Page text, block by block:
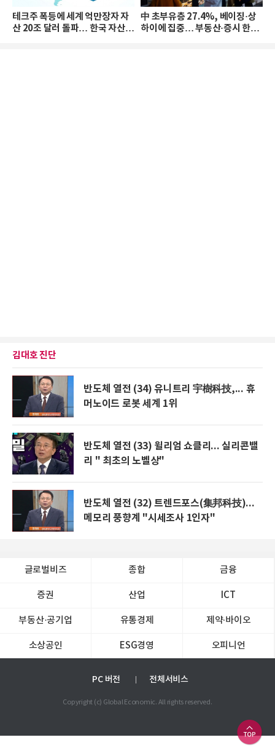
테크주 폭등에 세계 억만장자 자
산 20조 달러 돌파… 한국 자산
中 초부유층 27.4%, 베이징·상
하이에 집중… 부동산·증시 한파
김대호 진단
반도체 열전 (34) 유니트리 宇樹科技,... 휴
머노이드 로봇 세계 1위
반도체 열전 (33) 윌리엄 쇼클리... 실리콘밸
리 " 최초의 노벨상"
반도체 열전 (32) 트렌드포스(集邦科技)...
메모리 풍향계 "시세조사 1인자"
글로벌비즈 종합 금융
증권 산업 ICT
부동산·공기업 유통경제 제약∙바이오
소상공인 ESG경영 오피니언
PC 버전 전체서비스
Copyright (c) Global Economic. All rights reserved.